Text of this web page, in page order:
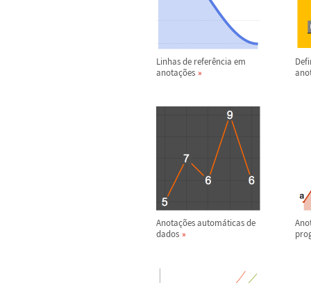
Linhas de referência em
anotações
Anotações automáticas de
dados